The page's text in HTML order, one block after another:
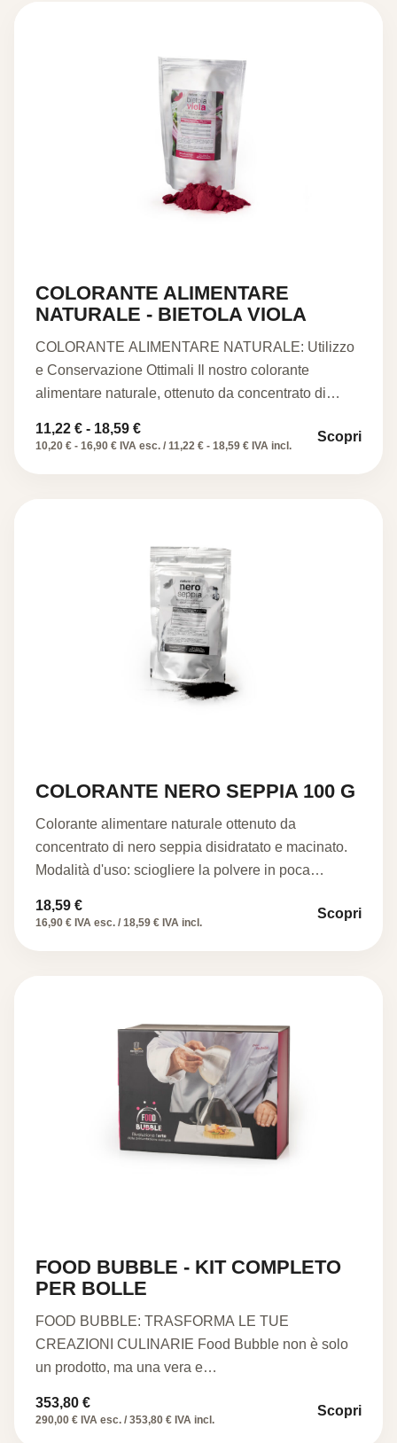
COLORANTE ALIMENTARE
NATURALE - BIETOLA VIOLA
COLORANTE ALIMENTARE NATURALE: Utilizzo
e Conservazione Ottimali Il nostro colorante
alimentare naturale, ottenuto da concentrato di
11,22 € - 18,59 €Fascia
di
da
10,20 € - 16,90 € IVA esc. / 11,22 € - 18,59 € IVA incl.
Scopri
COLORANTE NERO SEPPIA 100 G
Colorante alimentare naturale ottenuto da
concentrato di nero seppia disidratato e macinato.
Modalità d'uso: sciogliere la polvere in poca…
18,59 €
16,90 € IVA esc. / 18,59 € IVA incl.
Scopri
FOOD BUBBLE - KIT COMPLETO
PER BOLLE
FOOD BUBBLE: TRASFORMA LE TUE
CREAZIONI CULINARIE Food Bubble non è solo
un prodotto, ma una vera e…
353,80 €
290,00 € IVA esc. / 353,80 € IVA incl.
Scopri